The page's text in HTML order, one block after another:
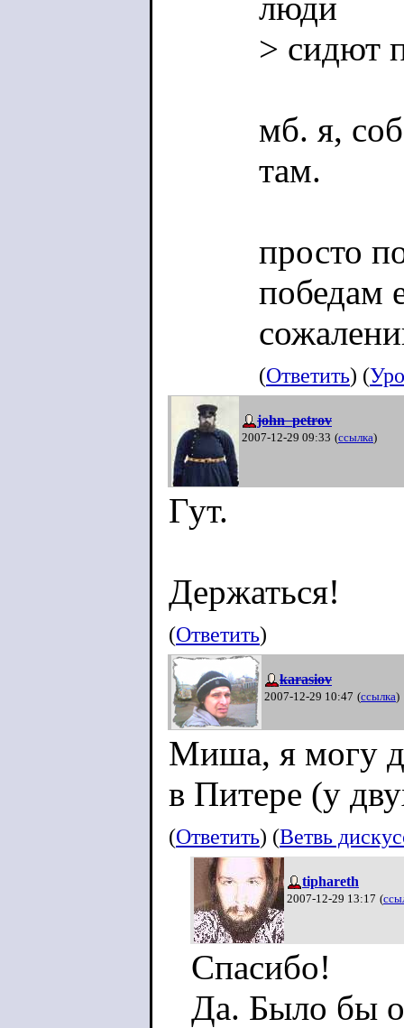
> сидют
мб. я,
там.
просто
победам
(Ответить) (
john_petrov
2007-12-29 09:33 (ссылка)
Гут.
Держаться!
(Ответить)
karasiov
2007-12-29 10:47 (ссылка)
Миша, я могу
в Питере (у
(Ответить) (Ветвь
tiphareth
2007-12-29 13:17 (
Спасибо!
Да. Было бы